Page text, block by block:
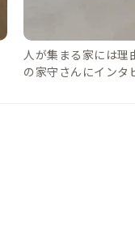
人が集まる家には理
の家守さんにインタ